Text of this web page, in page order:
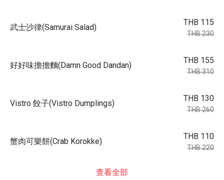
武士沙律(Samurai Salad)
THB 115
THB 230
好好味擔擔麵(Damn Good Dandan)
THB 155
THB 310
Vistro 餃子(Vistro Dumplings)
THB 130
THB 260
蟹肉可樂餅(Crab Korokke)
THB 110
THB 220
查看全部